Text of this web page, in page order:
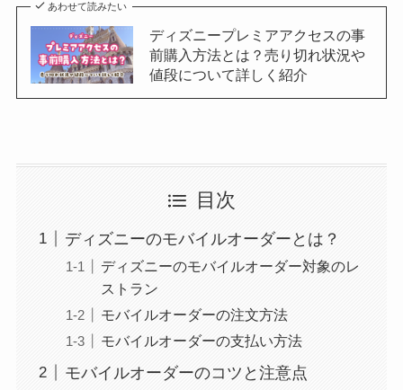
あわせて読みたい
ディズニープレミアアクセスの事
前購入方法とは？売り切れ状況や
値段について詳しく紹介
目次
ディズニーのモバイルオーダーとは？
ディズニーのモバイルオーダー対象のレ
ストラン
モバイルオーダーの注文方法
モバイルオーダーの支払い方法
モバイルオーダーのコツと注意点